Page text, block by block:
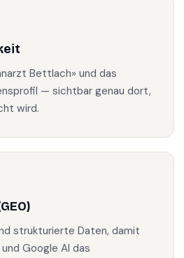
Bettlach» und das
— sichtbar genau dort,
wird.
strukturierte Daten, damit
Google AI das